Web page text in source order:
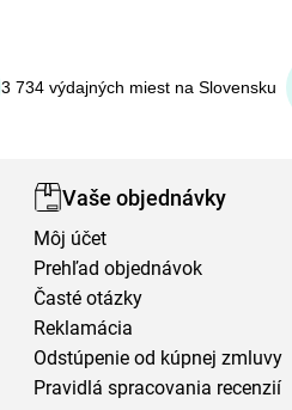
3 734 výdajných miest na Slovensku
Vaše objednávky
Môj účet
Prehľad objednávok
Časté otázky
Reklamácia
Odstúpenie od kúpnej zmluvy
Pravidlá spracovania recenzií